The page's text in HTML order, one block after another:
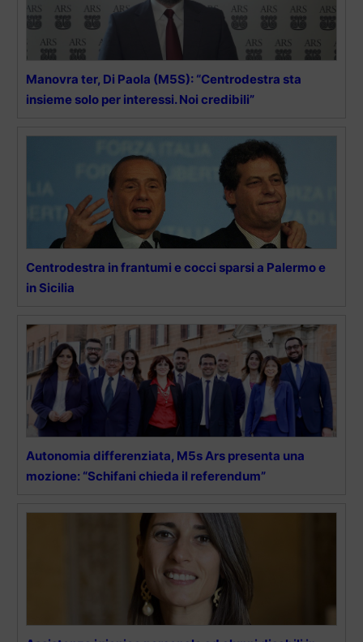
Manovra ter, Di Paola (M5S): “Centrodestra sta
insieme solo per interessi. Noi credibili”
Centrodestra in frantumi e cocci sparsi a Palermo e
in Sicilia
Autonomia differenziata, M5s Ars presenta una
mozione: “Schifani chieda il referendum”